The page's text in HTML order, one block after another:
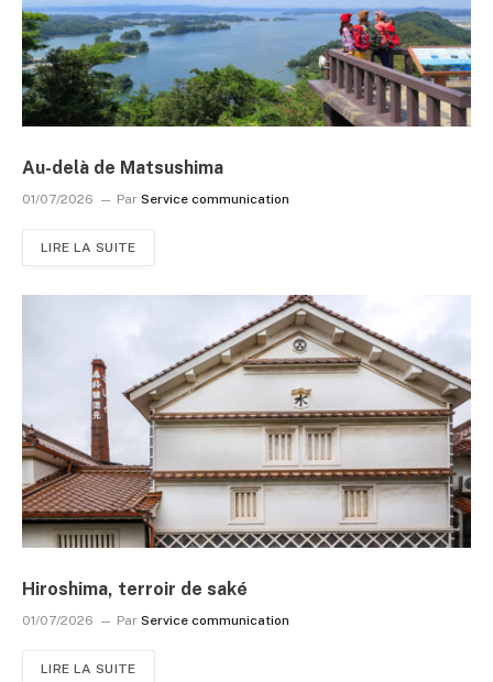
Au-delà de Matsushima
01/07/2026 Par Service communication
LIRE LA SUITE
Hiroshima, terroir de saké
01/07/2026 Par Service communication
LIRE LA SUITE